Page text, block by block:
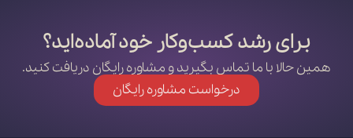
برای رشد کسب‌وکار خود آماده‌اید؟
همین حالا با ما تماس بگیرید و مشاوره رایگان دریافت کنید.
درخواست مشاوره رایگان